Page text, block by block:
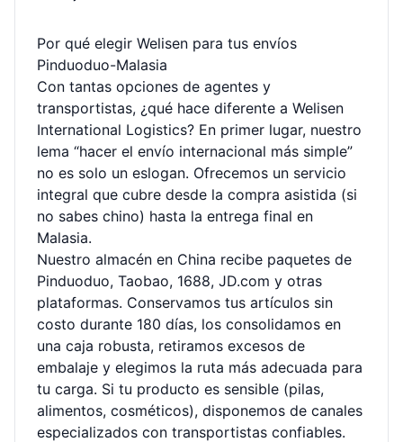
Por qué elegir Welisen para tus envíos
Pinduoduo-Malasia
Con tantas opciones de agentes y
transportistas, ¿qué hace diferente a Welisen
International Logistics? En primer lugar, nuestro
lema “hacer el envío internacional más simple”
no es solo un eslogan. Ofrecemos un servicio
integral que cubre desde la compra asistida (si
no sabes chino) hasta la entrega final en
Malasia.
Nuestro almacén en China recibe paquetes de
Pinduoduo, Taobao, 1688, JD.com y otras
plataformas. Conservamos tus artículos sin
costo durante 180 días, los consolidamos en
una caja robusta, retiramos excesos de
embalaje y elegimos la ruta más adecuada para
tu carga. Si tu producto es sensible (pilas,
alimentos, cosméticos), disponemos de canales
especializados con transportistas confiables.